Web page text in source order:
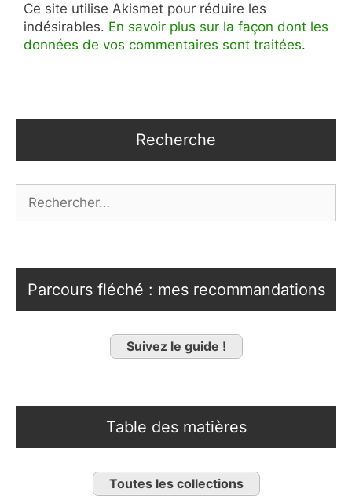
Ce site utilise Akismet pour réduire les
indésirables. En savoir plus sur la façon dont les
données de vos commentaires sont traitées.
Recherche
Parcours fléché : mes recommandations
Suivez le guide !
Table des matières
Toutes les collections